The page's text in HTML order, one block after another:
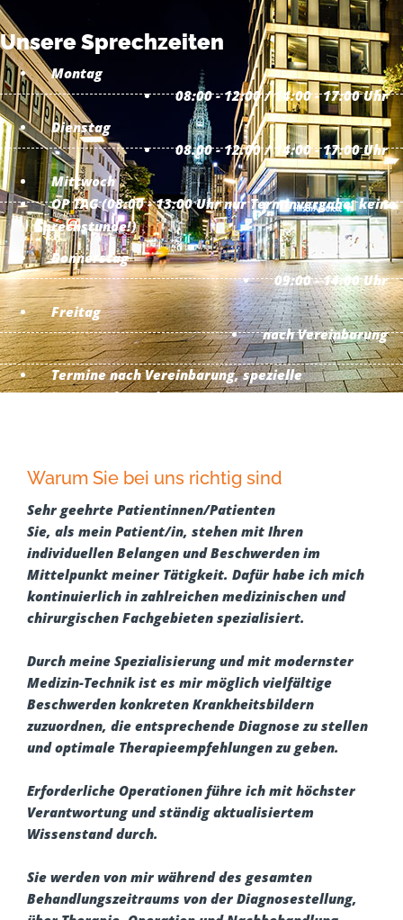
Unsere Sprechzeiten
Montag
08:00 - 12:00 / 14:00 - 17:00 Uhr
Dienstag
08.00 - 12.00 / 14:00 - 17:00 Uhr
Mittwoch
OP TAG (08:00 - 13:00 Uhr nur Terminvergabe, keine
Sprechstunde!)
Donnerstag
09:00 - 14:00 Uhr
Freitag
nach Vereinbarung
Termine nach Vereinbarung, spezielle
Privatsprechstunden.
Warum Sie bei uns richtig sind
Sehr geehrte Patientinnen/Patienten
Sie, als mein Patient/in, stehen mit Ihren
individuellen Belangen und Beschwerden im
Mittelpunkt meiner Tätigkeit. Dafür habe ich mich
kontinuierlich in zahlreichen medizinischen und
chirurgischen Fachgebieten spezialisiert.
Durch meine Spezialisierung und mit modernster
Medizin-Technik ist es mir möglich vielfältige
Beschwerden konkreten Krankheitsbildern
zuzuordnen, die entsprechende Diagnose zu stellen
und optimale Therapieempfehlungen zu geben.
Erforderliche Operationen führe ich mit höchster
Verantwortung und ständig aktualisiertem
Wissenstand durch.
Sie werden von mir während des gesamten
Behandlungszeitraums von der Diagnosestellung,